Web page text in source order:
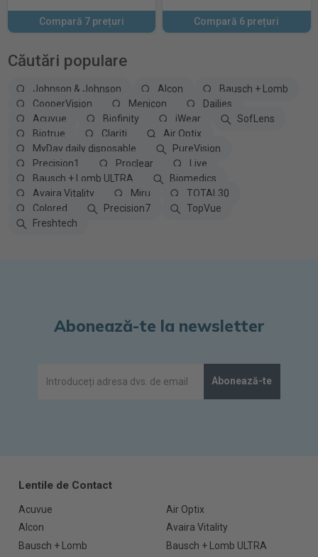
Compară 7 prețuri Compară 6 prețuri
Căutări populare
Johnson & Johnson Alcon
Bausch + Lomb
CooperVision
Menicon
Dailies
Acuvue
Biofinity iWear
SofLens
Biotrue
Clariti
Air Optix
MyDay daily disposable
PureVision
Precision1
Proclear
Live
Bausch + Lomb ULTRA
Biomedics
Avaira Vitality
Miru
TOTAL30
Colored
Precision7
TopVue
Freshtech
Abonează-te la newsletter
Abonează-te
Lentile de Contact
Acuvue
Air Optix
Alcon
Avaira Vitality
Bausch + Lomb
Bausch + Lomb ULTRA